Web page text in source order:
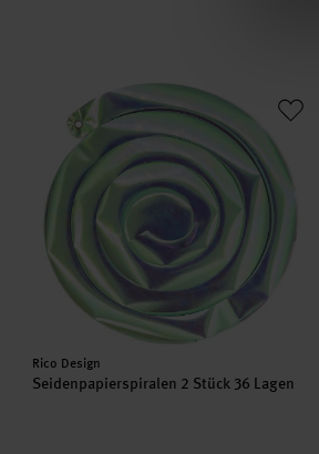
Seidenpapierspiralen 2 Stück 36 Lagen
Hersteller:
Rico Design
Seidenpapierspiralen 2 Stück 36 Lagen